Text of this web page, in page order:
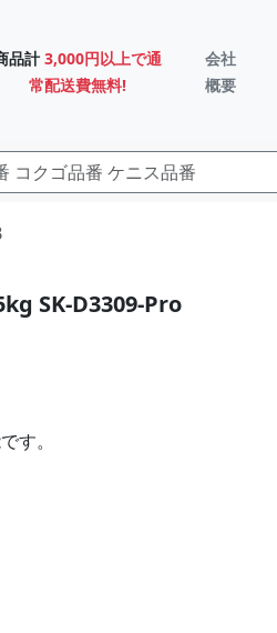
品計 3,000円以上で通
常配送費無料!
会社
概要
SK-D3309-Pro
す。